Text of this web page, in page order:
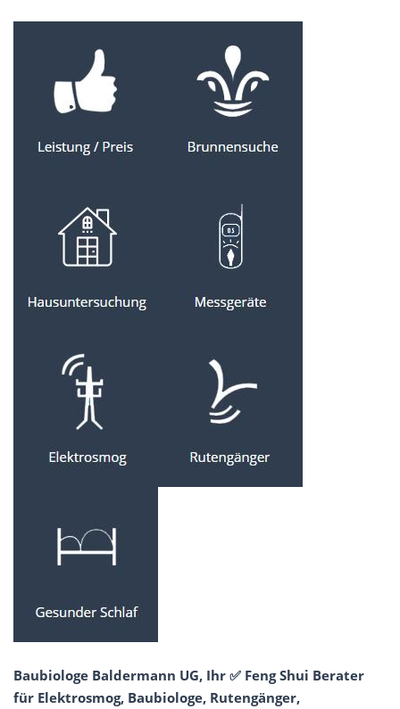
Baubiologe Baldermann UG, Ihr ✅ Feng Shui Berater
für Elektrosmog, Baubiologe, Rutengänger,